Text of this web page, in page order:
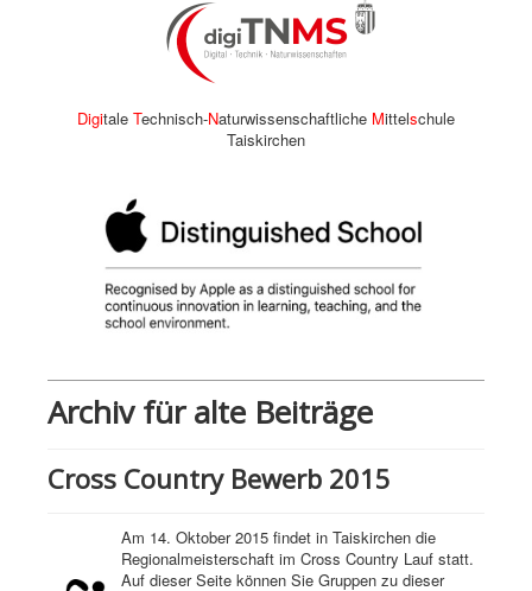
Digitale Technisch-Naturwissenschaftliche Mittelschule
Taiskirchen
Archiv für alte Beiträge
Cross Country Bewerb 2015
Am 14. Oktober 2015 findet in Taiskirchen die
Regionalmeisterschaft im Cross Country Lauf statt.
Auf dieser Seite können Sie Gruppen zu dieser